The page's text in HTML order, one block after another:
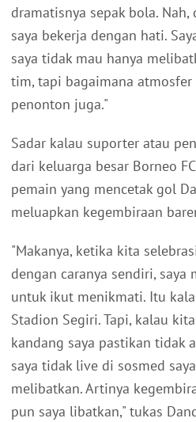
dramatisnya sepak bola.
saya bekerja dengan hati.
saya tidak mau hanya
tim, tapi bagaimana
penonton juga."
Sadar kalau suporter atau
dari keluarga besar Borneo
pemain yang mencetak gol
meluapkan kegembiraan
"Makanya, ketika kita
dengan caranya sendiri,
untuk ikut menikmati. Itu
Stadion Segiri. Tapi, kalau
kandang saya pastikan tidak
saya tidak live di sosmed
melibatkan. Artinya
pun saya libatkan," tukas